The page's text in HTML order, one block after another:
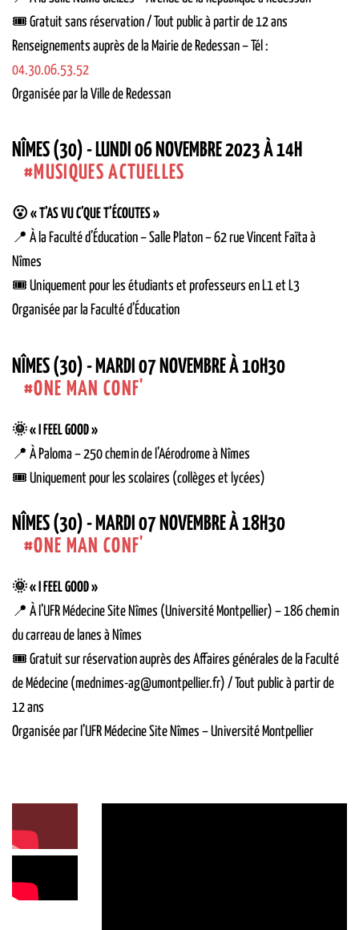
🎟 Gratuit sans réservation / Tout public à partir de 12 ans
Renseignements auprès de la Mairie de Redessan – Tél :
04.30.06.53.52
Organisée par la Ville de Redessan
NÎMES (30) - LUNDI 06 NOVEMBRE 2023 À 14H
MUSIQUES ACTUELLES
😮 « T’AS VU C’QUE T’ÉCOUTES »
📍 À la Faculté d’Éducation – Salle Platon – 62 rue Vincent Faïta à
Nîmes
🎟 Uniquement pour les étudiants et professeurs en L1 et L3
Organisée par la Faculté d’Éducation
NÎMES (30) - MARDI 07 NOVEMBRE À 10H30
ONE MAN CONF'
🌞 « I FEEL GOOD »
📍 À Paloma – 250 chemin de l’Aérodrome à Nîmes
🎟 Uniquement pour les scolaires (collèges et lycées)
NÎMES (30) - MARDI 07 NOVEMBRE À 18H30
ONE MAN CONF'
🌞 « I FEEL GOOD »
📍 À l’UFR Médecine Site Nîmes (Université Montpellier) – 186 chemin
du carreau de lanes à Nîmes
🎟 Gratuit sur réservation auprès des Affaires générales de la Faculté
de Médecine (mednimes-ag@umontpellier.fr) / Tout public à partir de
12 ans
Organisée par l’UFR Médecine Site Nîmes – Université Montpellier